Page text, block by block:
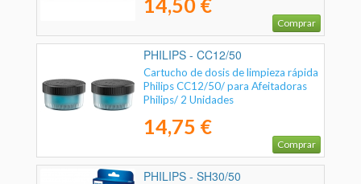
14,50 €
Comprar
PHILIPS - CC12/50
Cartucho de dosis de limpieza rápida
Philips CC12/50/ para Afeitadoras
Philips/ 2 Unidades
14,75 €
Comprar
PHILIPS - SH30/50